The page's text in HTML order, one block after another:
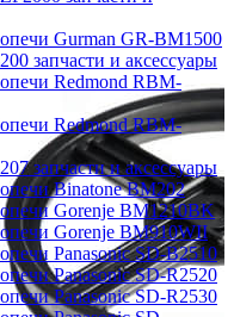
Gurman GR-BM1500
запчасти и аксессуары
Redmond RBM-
Redmond RBM-
запчасти и аксессуары
Binatone BM202
Gorenje BM1210BK
Gorenje BM910WII
Panasonic SD-B2510
Panasonic SD-R2520
Panasonic SD-R2530